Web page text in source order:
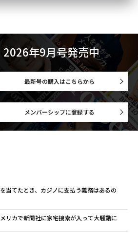
2026年9月号発売中
最新号の購入はこちらから
メンバーシップに登録する
当てたとき、カジノに支払う義務はあるの
リカで新聞社に家宅捜索が入って大騒動に